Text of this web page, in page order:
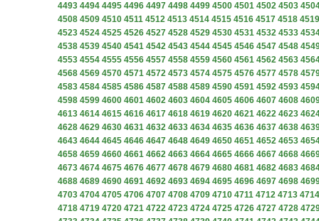
4493 4494 4495 4496 4497 4498 4499 4500 4501 4502 4503
4508 4509 4510 4511 4512 4513 4514 4515 4516 4517 4518 4519
4523 4524 4525 4526 4527 4528 4529 4530 4531 4532 4533
4538 4539 4540 4541 4542 4543 4544 4545 4546 4547 4548
4553 4554 4555 4556 4557 4558 4559 4560 4561 4562 4563
4568 4569 4570 4571 4572 4573 4574 4575 4576 4577 4578
4583 4584 4585 4586 4587 4588 4589 4590 4591 4592 4593
4598 4599 4600 4601 4602 4603 4604 4605 4606 4607 4608
4613 4614 4615 4616 4617 4618 4619 4620 4621 4622 4623
4628 4629 4630 4631 4632 4633 4634 4635 4636 4637 4638
4643 4644 4645 4646 4647 4648 4649 4650 4651 4652 4653
4658 4659 4660 4661 4662 4663 4664 4665 4666 4667 4668
4673 4674 4675 4676 4677 4678 4679 4680 4681 4682 4683
4688 4689 4690 4691 4692 4693 4694 4695 4696 4697 4698
4703 4704 4705 4706 4707 4708 4709 4710 4711 4712 4713 4714
4718 4719 4720 4721 4722 4723 4724 4725 4726 4727 4728